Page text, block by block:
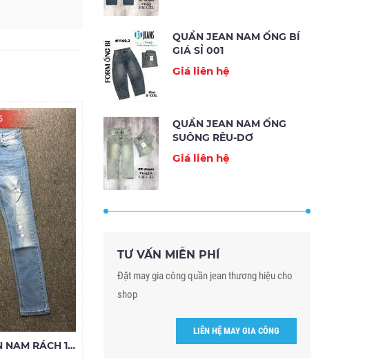
GIÁ SỈ QUẦN JEAN NAM RÁCH 17.185
QUẦN JEAN NAM ỐNG BÍ
GIÁ SỈ 001
Giá liên hệ
QUẦN JEAN NAM ỐNG
SUÔNG RÊU-DƠ
Giá liên hệ
TƯ VẤN MIỄN PHÍ
Đặt may gia công quần jean thương hiệu cho
shop
LIÊN HỆ MAY GIA CÔNG